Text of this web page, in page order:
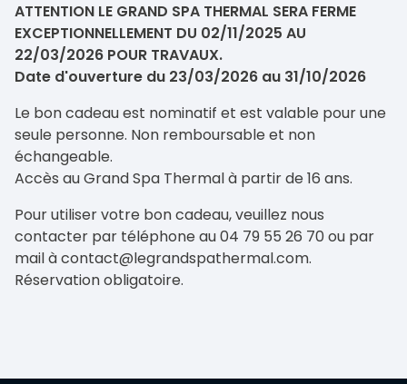
ATTENTION LE GRAND SPA THERMAL SERA FERME
EXCEPTIONNELLEMENT DU 02/11/2025 AU
22/03/2026 POUR TRAVAUX.
Date d'ouverture du 23/03/2026 au 31/10/2026
Le bon cadeau est nominatif et est valable pour une
seule personne. Non remboursable et non
échangeable.
Accès au Grand Spa Thermal à partir de 16 ans.
Pour utiliser votre bon cadeau, veuillez nous
contacter par téléphone au 04 79 55 26 70 ou par
mail à contact@legrandspathermal.com.
Réservation obligatoire.